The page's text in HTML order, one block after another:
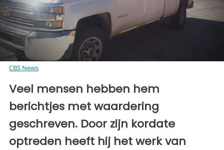
CBS News
Veel mensen hebben hem
berichtjes met waardering
geschreven. Door zijn kordate
optreden heeft hij het werk van